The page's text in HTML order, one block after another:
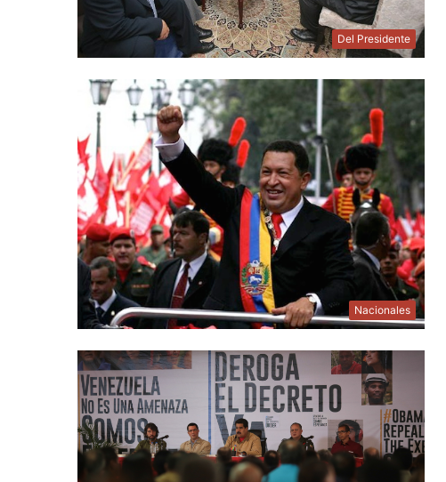
Del Presidente
Nacionales